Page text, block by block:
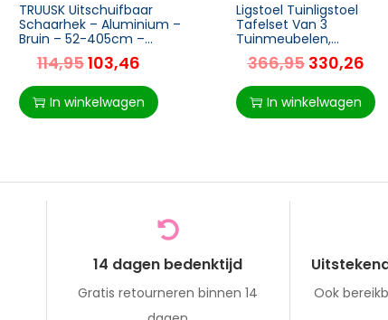
TRUUSK Uitschuifbaar
Schaarhek – Aluminium –
Bruin – 52-405cm –
H103,5cm – Voor Tuin
114,95103,46
In winkelwagen
Ligstoel Tuinligstoel
Tafelset Van 3
Tuinmeubelen,
Polyrattan + Metaalgrijs
366,95 330,26
In winkelwagen
14 dagen bedenktijd
Gratis retourneren binnen 14
Ook